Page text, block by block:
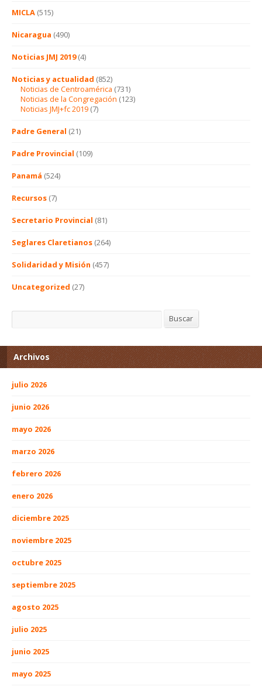
MICLA (515)
Nicaragua (490)
Noticias JMJ 2019(4)
Noticias y actualidad (852)
Noticias de Centroamérica (731)
Noticias de la Congregación (123)
Noticias JMJ+fc 2019 (7)
Padre General (21)
Padre Provincial (109)
Panamá (524)
Recursos (7)
Secretario Provincial (81)
Seglares Claretianos (264)
Solidaridad y Misión (457)
Uncategorized (27)
Buscar Buscar
Archivos
julio 2026
junio 2026
mayo 2026
marzo 2026
febrero 2026
enero 2026
diciembre 2025
noviembre 2025
octubre 2025
septiembre 2025
agosto 2025
julio 2025
junio 2025
mayo 2025